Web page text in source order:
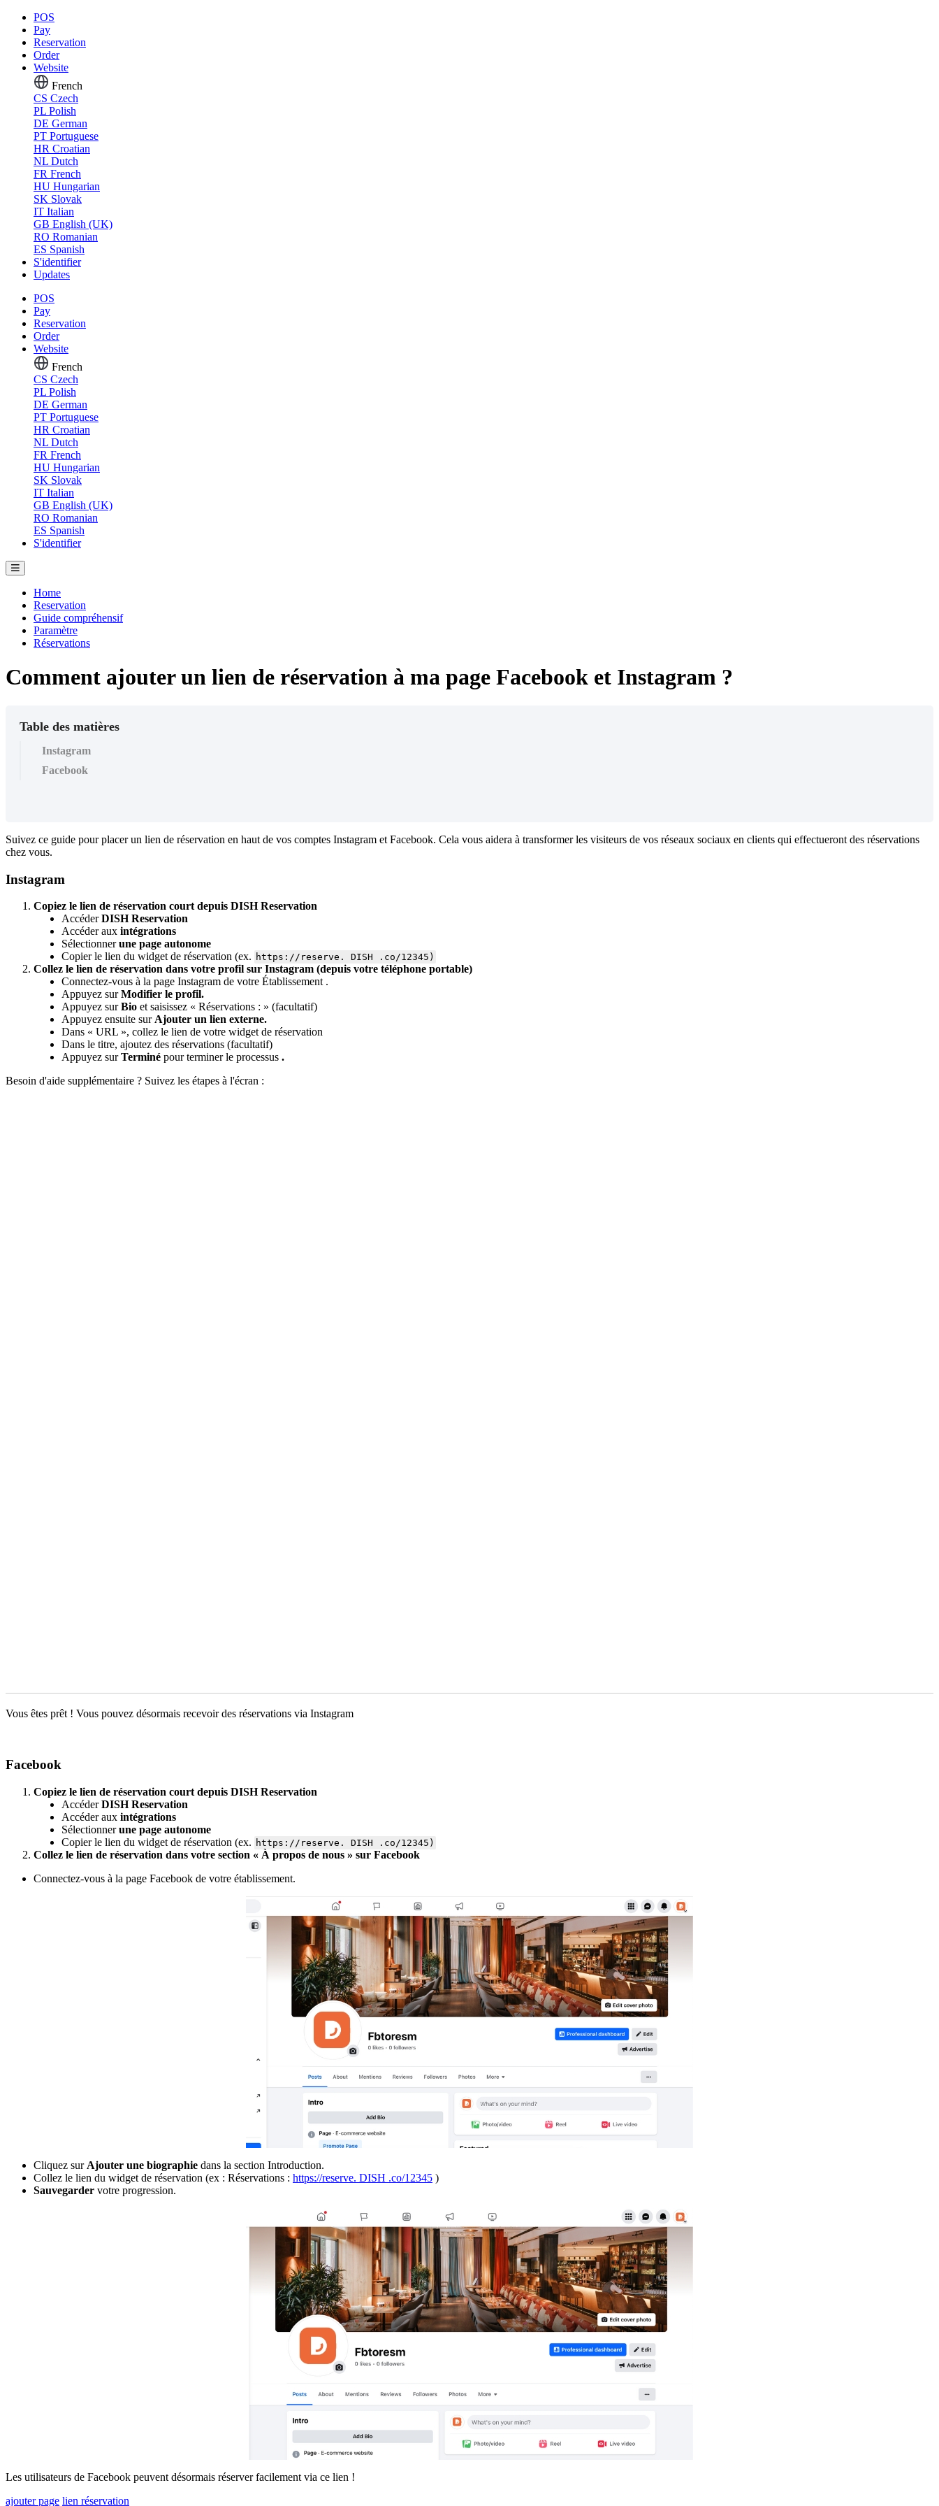
POS
Pay
Reservation
Order
Website
French
CS Czech
PL Polish
DE German
PT Portuguese
HR Croatian
NL Dutch
FR French
HU Hungarian
SK Slovak
IT Italian
GB English (UK)
RO Romanian
ES Spanish
S'identifier
Updates
POS
Pay
Reservation
Order
Website
French
CS Czech
PL Polish
DE German
PT Portuguese
HR Croatian
NL Dutch
FR French
HU Hungarian
SK Slovak
IT Italian
GB English (UK)
RO Romanian
ES Spanish
S'identifier
Home
Reservation
Guide compréhensif
Paramètre
Réservations
Comment ajouter un lien de réservation à ma page Facebook et Instagram ?
Table des matières
Instagram
Facebook
Suivez ce guide pour placer un lien de réservation en haut de vos comptes Instagram et Facebook. Cela vous aidera à transformer les visiteurs de vos réseaux sociaux en clients qui effectueront des réservations
chez vous.
Instagram
Copiez le lien de réservation court depuis DISH Reservation
AccéderDISH Reservation
Accéder aux intégrations
Sélectionnerune page autonome
Copier le lien du widget de réservation (ex. https://reserve. DISH .co/12345)
Collez le lien de réservation dans votre profil sur Instagram (depuis votre téléphone portable)
Connectez-vous à la page Instagram de votre Établissement .
Appuyez surModifier le profil.
Appuyez surBio et saisissez « Réservations : » (facultatif)
Appuyez ensuite sur Ajouter un lien externe.
Dans « URL », collez le lien de votre widget de réservation
Dans le titre, ajoutez des réservations (facultatif)
Appuyez surTerminé pour terminer le processus .
Besoin d'aide supplémentaire ? Suivez les étapes à l'écran :
Vous êtes prêt ! Vous pouvez désormais recevoir des réservations via Instagram
Facebook
Copiez le lien de réservation court depuis DISH Reservation
AccéderDISH Reservation
Accéder aux intégrations
Sélectionnerune page autonome
Copier le lien du widget de réservation (ex. https://reserve. DISH .co/12345)
Collez le lien de réservation dans votre section « À propos de nous » sur Facebook
Connectez-vous à la page Facebook de votre établissement.
Cliquez sur Ajouter une biographie dans la section Introduction.
Collez le lien du widget de réservation (ex : Réservations : https://reserve. DISH .co/12345 )
Sauvegarder votre progression.
Les utilisateurs de Facebook peuvent désormais réserver facilement via ce lien !
ajouter page lien réservation